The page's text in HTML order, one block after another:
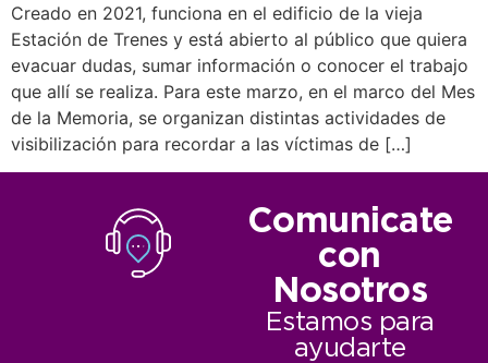
Creado en 2021, funciona en el edificio de la vieja
Estación de Trenes y está abierto al público que quiera
evacuar dudas, sumar información o conocer el trabajo
que allí se realiza. Para este marzo, en el marco del Mes
de la Memoria, se organizan distintas actividades de
visibilización para recordar a las víctimas de […]
Comunicate
con
Nosotros
Estamos para
ayudarte